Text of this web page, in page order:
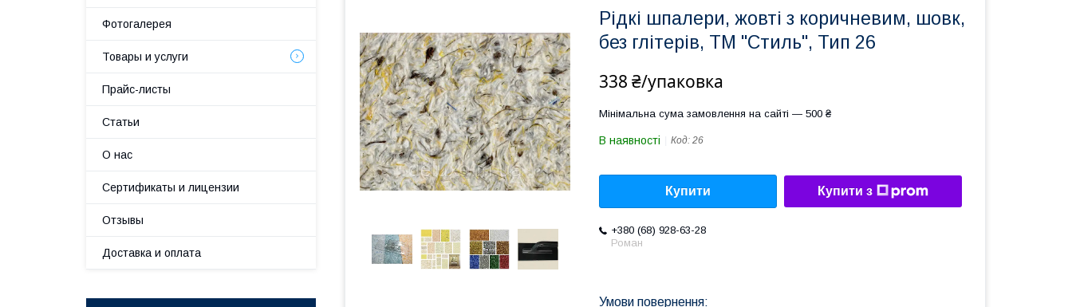
Рідкі шпалери, жовті з коричневим, шовк,
без глітерів, ТМ "Стиль", Тип 26
338 ₴/упаковка
Мінімальна сума замовлення на сайті — 500 ₴
В наявності Код: 26
Купити Купити з
+380 (68) 928-63-28
Роман
Фотогалерея
Товары и услуги
Прайс-листы
Статьи
О нас
Сертификаты и лицензии
Отзывы
Доставка и оплата